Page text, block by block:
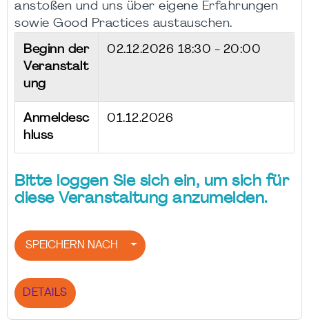
anstoßen und uns über eigene Erfahrungen
sowie Good Practices austauschen.
Beginn der
Veranstalt
ung
02.12.2026 18:30 - 20:00
Anmeldesc
hluss
01.12.2026
Bitte loggen Sie sich ein, um sich für
diese Veranstaltung anzumelden.
SPEICHERN NACH
DETAILS